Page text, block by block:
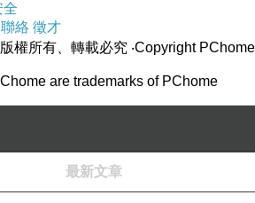
妳不需要嚇我！
證照喔，叫我煮是不可能去煮的！
...
家很看輕廚房人員？
人員們對外人很不友善？
...
全
絡 徵才
版權所有、轉載必究 ‧Copyright PChome
are trademarks of PChome
最新文章